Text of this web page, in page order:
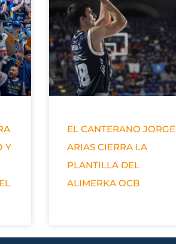
Y
EL CANTERANO JORGE
ARIAS CIERRA LA
PLANTILLA DEL
ALIMERKA OCB